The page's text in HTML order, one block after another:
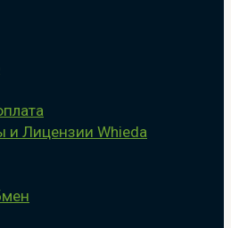
и Лицензии Whieda